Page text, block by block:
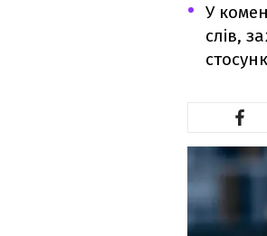
У
слів,